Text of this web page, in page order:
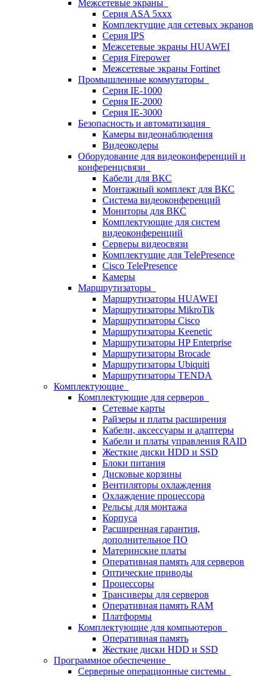
Межсетевые экраны
Серия ASA 5xxx
Комплектущие для сетевых экранов
Серия IPS
Межсетевые экраны HUAWEI
Серия Firepower
Межсетевые экраны Fortinet
Промышленные коммутаторы
Серия IE-1000
Серия IE-2000
Серия IE-3000
Безопасность и автоматизация
Камеры видеонаблюдения
Видеокодеры
Оборудование для видеоконференций и
конференцсвязи
Кабели для ВКС
Монтажный комплект для ВКС
Система видеоконференций
Мониторы для ВКС
Комплектующие для систем
видеоконференций
Серверы видеосвязи
Комплектущие для TelePresence
Cisco TelePresence
Камеры
Маршрутизаторы
Маршрутизаторы HUAWEI
Маршрутизаторы MikroTik
Маршрутизаторы Cisco
Маршрутизаторы Keenetic
Маршрутизаторы HP Enterprise
Маршрутизаторы Brocade
Маршрутизаторы Ubiquiti
Маршрутизаторы TENDA
Комплектующие
Комплектующие для серверов
Сетевые карты
Райзеры и платы расширения
Кабели, аксессуары и адаптеры
Кабели и платы управления RAID
Жесткие диски HDD и SSD
Блоки питания
Дисковые корзины
Вентиляторы охлаждения
Охлаждение процессора
Рельсы для монтажа
Корпуса
Расширенная гарантия,
дополнительное ПО
Материнские платы
Оперативная память для серверов
Оптические приводы
Процессоры
Трансиверы для серверов
Оперативная память RAM
Платформы
Комплектующие для компьютеров
Оперативная память
Жесткие диски HDD и SSD
Программное обеспечение
Серверные операционные системы